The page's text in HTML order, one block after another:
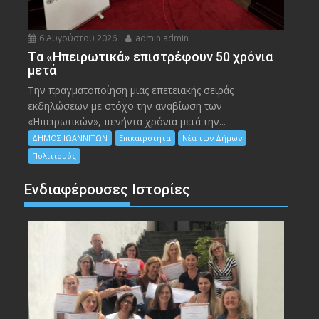
6 Αυγούστου 2026 admin admin
Tα «Ηπειρωτικά» επιστρέφουν 50 χρόνια
μετά
Την πραγματοποίηση μιας επετειακής σειράς
εκδηλώσεων με στόχο την αναβίωση των
«Ηπειρωτικών», πενήντα χρόνια μετά την...
ΔΗΜΟΣ ΙΩΑΝΝΙΤΩΝ Επικαιρότητα
Νέα των Δήμων
Πολιτισμός
Ενδιαφέρουσες Ιστορίες